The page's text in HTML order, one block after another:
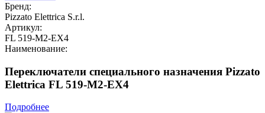
Бренд:
Pizzato Elettrica S.r.l.
Артикул:
FL 519-M2-EX4
Наименование:
Переключатели специального назначения Pizzato
Elettrica FL 519-M2-EX4
Подробнее